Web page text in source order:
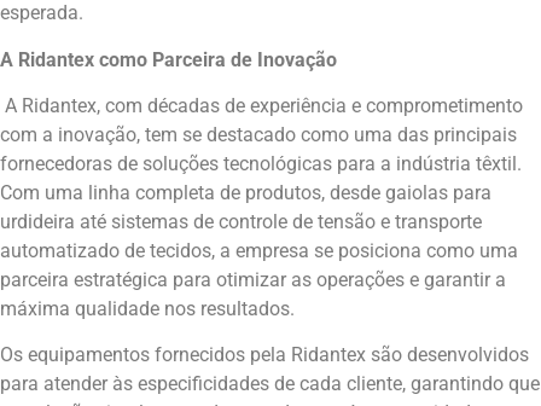
esperada.
A Ridantex como Parceira de Inovação
A Ridantex, com décadas de experiência e comprometimento
com a inovação, tem se destacado como uma das principais
fornecedoras de soluções tecnológicas para a indústria têxtil.
Com uma linha completa de produtos, desde gaiolas para
urdideira até sistemas de controle de tensão e transporte
automatizado de tecidos, a empresa se posiciona como uma
parceira estratégica para otimizar as operações e garantir a
máxima qualidade nos resultados.
Os equipamentos fornecidos pela Ridantex são desenvolvidos
para atender às especificidades de cada cliente, garantindo que